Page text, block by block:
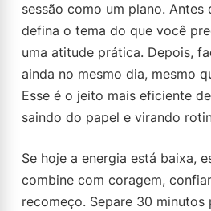
sessão como um plano. Antes
defina o tema do que você
uma atitude prática. Depois,
ainda no mesmo dia, mesmo
Esse é o jeito mais eficiente
saindo do papel e virando
Se hoje a energia está baixa,
combine com coragem,
recomeço. Separe 30 minutos